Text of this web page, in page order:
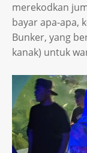
merekodkan
bayar apa-apa,
Bunker, yang
kanak) untuk